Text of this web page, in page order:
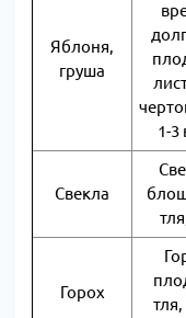
Яблоня,
груша
1-3
Свекла
Горох